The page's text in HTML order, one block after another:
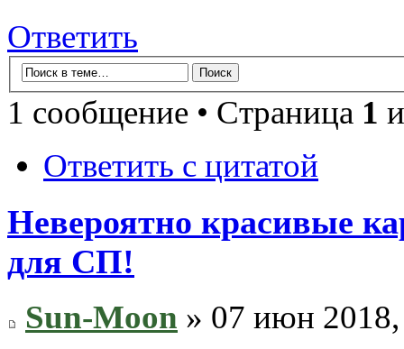
Ответить
1 сообщение • Страница 1
Ответить с цитатой
Невероятно красивые
для СП!
Sun-Moon » 07 июн